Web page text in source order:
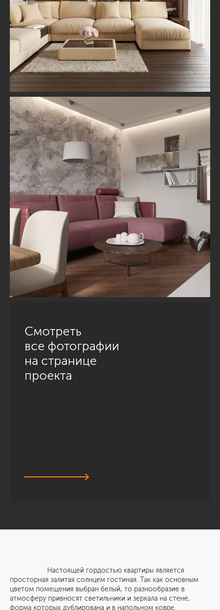
Смотреть
все фотографии
на странице
проекта
Настоящей гордостью квартиры является
просторная залитая солнцем гостиная. Так как основным
цветом помещения выбран белый, то разнообразие в
атмосферу привносят светильники и зеркала на стене,
форма которых дублирована и в напольном ковре.